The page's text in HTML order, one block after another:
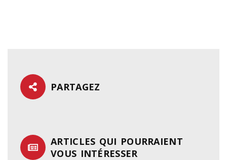
PARTAGEZ
ARTICLES QUI POURRAIENT
VOUS INTÉRESSER